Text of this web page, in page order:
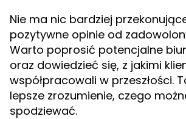
Nie ma nic bardziej
pozytywne opinie od
Warto poprosić potencjalne
oraz dowiedzieć się, z jakimi
współpracowali w przeszłości.
lepsze zrozumienie, czego
spodziewać.